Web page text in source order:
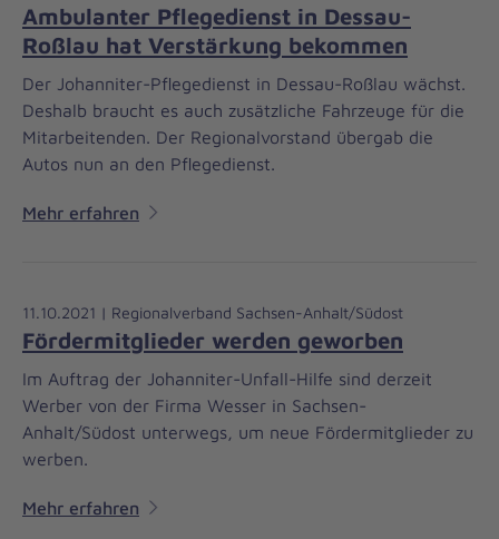
Ambulanter Pflegedienst in Dessau-
Roßlau hat Verstärkung bekommen
Der Johanniter-Pflegedienst in Dessau-Roßlau wächst.
Deshalb braucht es auch zusätzliche Fahrzeuge für die
Mitarbeitenden. Der Regionalvorstand übergab die
Autos nun an den Pflegedienst.
Mehr erfahren
11.10.2021 | Regionalverband Sachsen-Anhalt/Südost
Fördermitglieder werden geworben
Im Auftrag der Johanniter-Unfall-Hilfe sind derzeit
Werber von der Firma Wesser in Sachsen-
Anhalt/Südost unterwegs, um neue Fördermitglieder zu
werben.
Mehr erfahren